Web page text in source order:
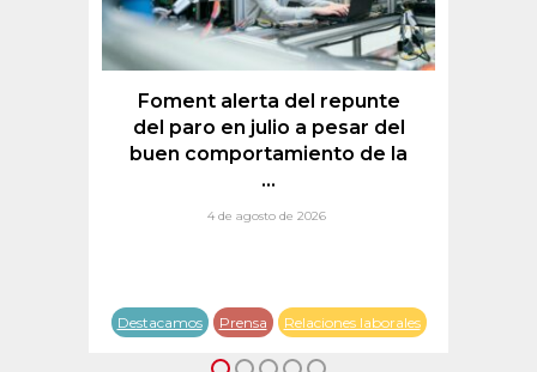
Foment alerta del repunte
del paro en julio a pesar del
buen comportamiento de la
...
4 de agosto de 2026
Destacamos Prensa Relaciones laborales